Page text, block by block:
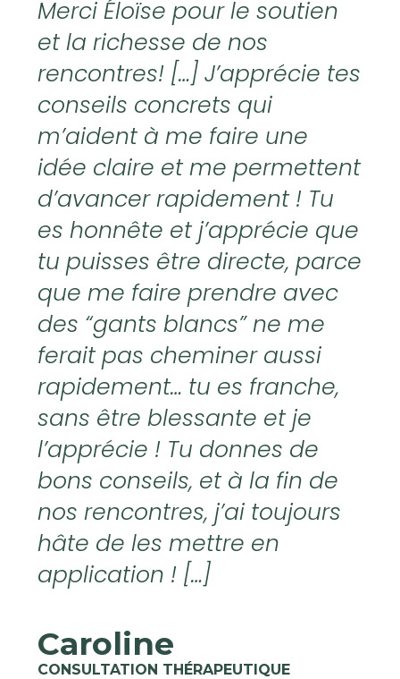
Merci Éloïse pour le soutien
et la richesse de nos
rencontres! […] J’apprécie tes
conseils concrets qui
m’aident à me faire une
idée claire et me permettent
d’avancer rapidement ! Tu
es honnête et j’apprécie que
tu puisses être directe, parce
que me faire prendre avec
des “gants blancs” ne me
ferait pas cheminer aussi
rapidement… tu es franche,
sans être blessante et je
l’apprécie ! Tu donnes de
bons conseils, et à la fin de
nos rencontres, j’ai toujours
hâte de les mettre en
application ! […]
Caroline
CONSULTATION THÉRAPEUTIQUE